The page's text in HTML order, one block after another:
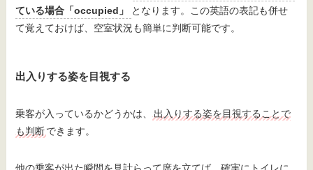
ている場合「occupied」
となります。この英語の表記も併せ
て覚えておけば、空室状況も簡単に判断可能です。
出入りする姿を目視する
乗客が入っているかどうかは、出入りする姿を目視することで
も判断できます。